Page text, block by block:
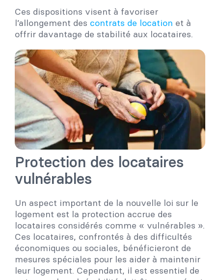
Ces dispositions visent à favoriser
l’allongement des contrats de location et à
offrir davantage de stabilité aux locataires.
Protection des locataires
vulnérables
Un aspect important de la nouvelle loi sur le
logement est la protection accrue des
locataires considérés comme « vulnérables ».
Ces locataires, confrontés à des difficultés
économiques ou sociales, bénéficieront de
mesures spéciales pour les aider à maintenir
leur logement. Cependant, il est essentiel de